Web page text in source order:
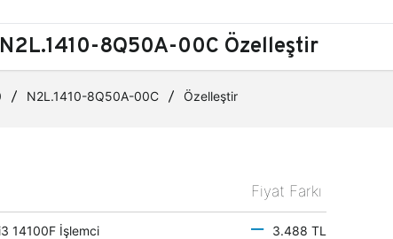
8Q50A-00C Özelleştir
N2L.1410-8Q50A-00C Özelleştir
Fiyat Farkı
14100F İşlemci 3.488 TL